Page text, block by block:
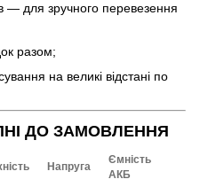
— для зручного перевезення
разом;
на великі відстані по
ДО ЗАМОВЛЕННЯ
Напруга
Ємність
АКБ